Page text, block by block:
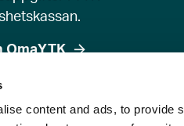
content and ads, to provide
OmaYTK